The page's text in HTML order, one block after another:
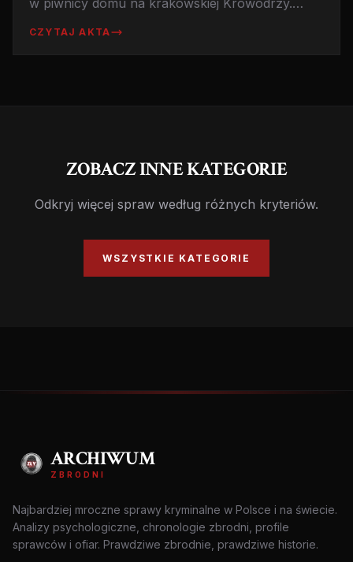
CZYTAJ AKTA
ZOBACZ INNE KATEGORIE
Odkryj więcej spraw według różnych kryteriów.
WSZYSTKIE KATEGORIE
ARCHIWUM
ZBRODNI
Najbardziej mroczne sprawy kryminalne w Polsce i na świecie.
Analizy psychologiczne, chronologie zbrodni, profile
sprawców i ofiar. Prawdziwe zbrodnie, prawdziwe historie.